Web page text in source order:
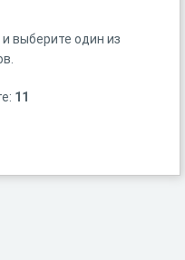
выберите один из
11